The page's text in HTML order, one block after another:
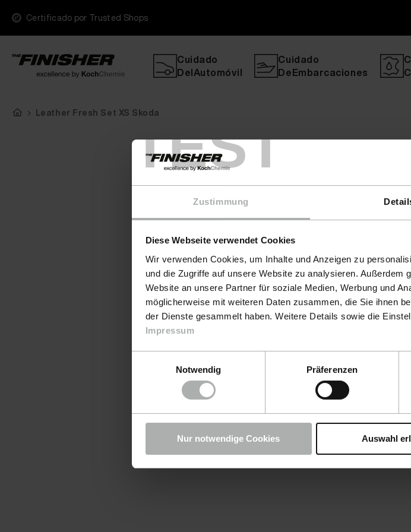
TEST
Zustimmung
Diese Webseite verwendet Cookies
Wir verwenden Cookies, um Inhalte und Anzeigen zu
und die Zugriffe auf unsere Website zu analysieren. Außerdem
Website an unsere Partner für soziale Medien, Werbung und
möglicherweise mit weiteren Daten zusammen, die Sie ihnen
der Dienste gesammelt haben. Weitere Details sowie die
Impressum
Notwendig
Präferenzen
Nur notwendige Cookies Auswahl
Certificado por Trusted Shops
Cuidado
DelAutomóvil
Cuidado
DeEmbarcaciones
Leather Fresh Set XS Skoda